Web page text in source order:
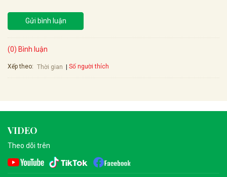
Gửi bình luận
(0) Bình luận
Xếp theo: Thời gian Số người thích
VIDEO
Theo dõi trên